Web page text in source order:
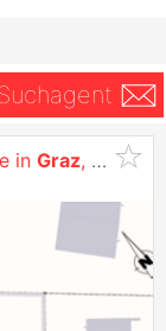
in Graz, Andritz